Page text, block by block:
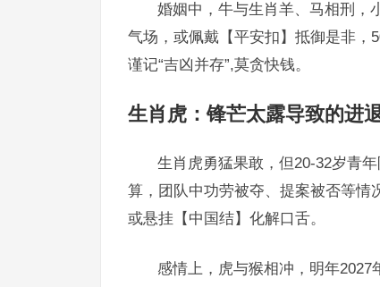
婚姻中，牛与生肖羊、马相刑，
气场，或佩戴【平安扣】抵御是非，
谨记“吉凶并存”,莫贪快钱。
生肖虎：锋芒太露导致的进
生肖虎勇猛果敢，但20-32岁青
算，团队中功劳被夺、提案被否等情
或悬挂【中国结】化解口舌。
感情上，虎与猴相冲，明年